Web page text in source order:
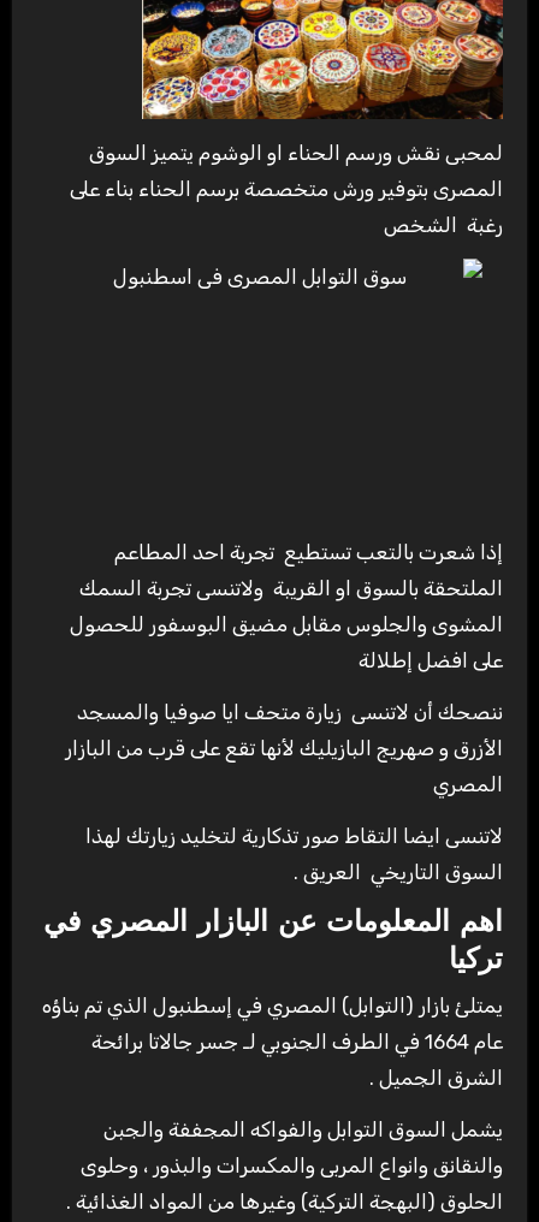
لمحبى نقش ورسم الحناء او الوشوم يتميز السوق
المصرى بتوفير ورش متخصصة برسم الحناء بناء على
رغبة الشخص
إذا شعرت بالتعب تستطيع تجربة احد المطاعم
الملتحقة بالسوق او القريبة ولاتنسى تجربة السمك
المشوى والجلوس مقابل مضيق البوسفور للحصول
على افضل إطلالة
ننصحك أن لاتنسى زيارة متحف ايا صوفيا والمسجد
الأزرق و صهريج البازيليك لأنها تقع على قرب من البازار
المصري
لاتنسى ايضا التقاط صور تذكارية لتخليد زيارتك لهذا
السوق التاريخي العريق .
اهم المعلومات عن البازار المصري في
تركيا
يمتلئ بازار (التوابل) المصري في إسطنبول الذي تم بناؤه
عام 1664 في الطرف الجنوبي لـ جسر جالاتا برائحة
الشرق الجميل .
يشمل السوق التوابل والفواكه المجففة والجبن
والنقانق وانواع المربى والمكسرات والبذور ، وحلوى
الحلوق (البهجة التركية) وغيرها من المواد الغذائية .